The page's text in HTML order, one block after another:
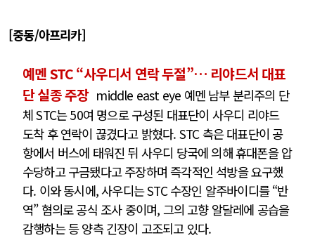
[중동/아프리카]
예멘 STC “사우디서 연락 두절”… 리야드서 대표
단 실종 주장 middle east eye 예멘 남부 분리주의 단
체 STC는 50여 명으로 구성된 대표단이 사우디 리야드
도착 후 연락이 끊겼다고 밝혔다. STC 측은 대표단이 공
항에서 버스에 태워진 뒤 사우디 당국에 의해 휴대폰을 압
수당하고 구금됐다고 주장하며 즉각적인 석방을 요구했
다. 이와 동시에, 사우디는 STC 수장인 알주바이디를 “반
역” 혐의로 공식 조사 중이며, 그의 고향 알달레에 공습을
감행하는 등 양측 긴장이 고조되고 있다.